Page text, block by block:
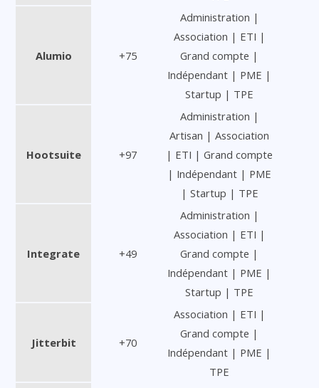
Alumio +75
Administration |
Association | ETI |
Grand compte |
Indépendant | PME |
Startup | TPE
Hootsuite +97
Administration |
Artisan | Association
| ETI | Grand compte
| Indépendant | PME
| Startup | TPE
Integrate +49
Administration |
Association | ETI |
Grand compte |
Indépendant | PME |
Startup | TPE
Jitterbit +70
Association | ETI |
Grand compte |
Indépendant | PME |
TPE